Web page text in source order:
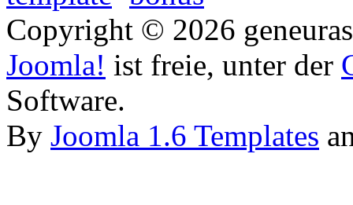
Copyright © 2026
Joomla! ist freie, unter der
Software.
By Joomla 1.6 Templates